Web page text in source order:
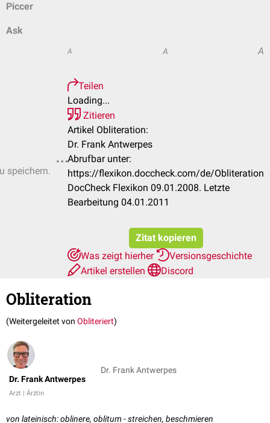
Piccer
Ask
speichern.
A A A
Teilen
Loading...
Zitieren
Artikel Obliteration:
Dr. Frank Antwerpes
Abrufbar unter:
https://flexikon.doccheck.com/de/Obliteration
DocCheck Flexikon 09.01.2008. Letzte
Bearbeitung 04.01.2011
Zitat kopieren
Was zeigt hierher
Versionsgeschichte
Artikel erstellen
Discord
Obliteration
(Weitergeleitet von Obliteriert)
Dr. Frank Antwerpes
Arzt | Ärztin
Dr. Frank Antwerpes
von lateinisch: oblinere, oblitum - streichen, beschmieren